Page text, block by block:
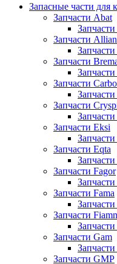
Запасные части для
Запчасти Abat
Запчасти
Запчасти
Запчасти
Запчасти
Запчасти Eksi
Запчасти Eqta
Запчасти
Запчасти Fagor
Запчасти Fama
Запчасти
Запчасти
Запчасти Gam
Запчасти GMP